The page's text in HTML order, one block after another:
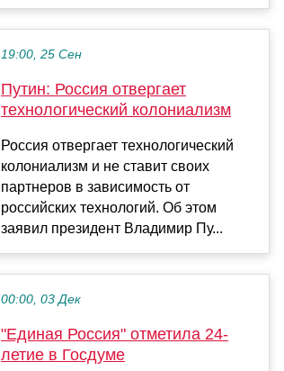
19:00, 25 Сен
Путин: Россия отвергает
технологический колониализм
Россия отвергает технологический
колониализм и не ставит своих
партнеров в зависимость от
российских технологий. Об этом
заявил президент Владимир Пу...
00:00, 03 Дек
"Единая Россия" отметила 24-
летие в Госдуме